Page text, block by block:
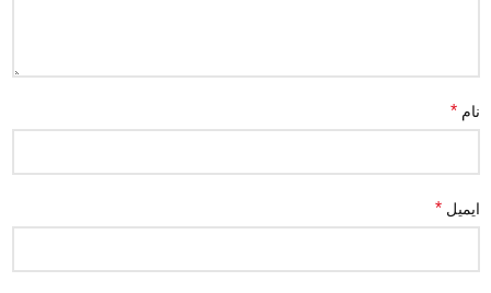
نام*
ایمیل*